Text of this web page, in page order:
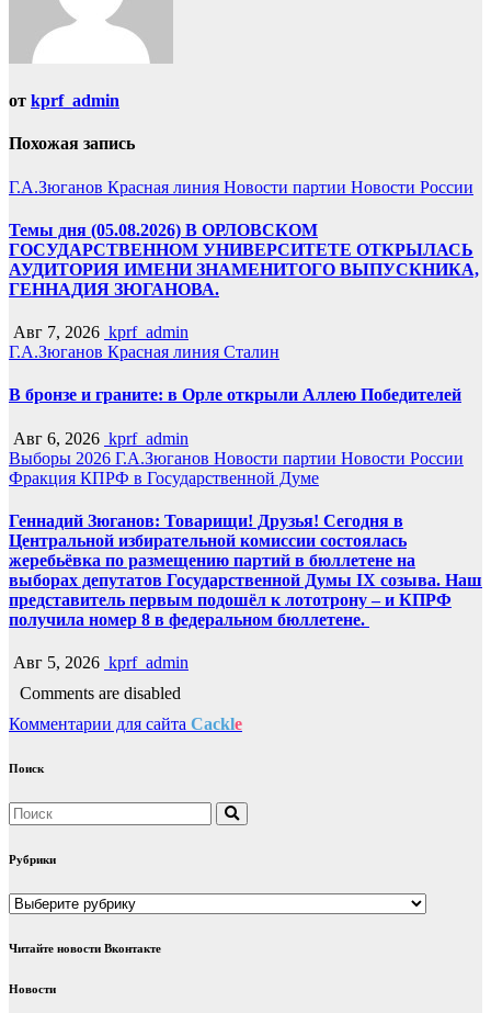
от kprf_admin
Похожая запись
Г.А.Зюганов Красная линия Новости партии Новости России
Темы дня (05.08.2026) В ОРЛОВСКОМ
ГОСУДАРСТВЕННОМ УНИВЕРСИТЕТЕ ОТКРЫЛАСЬ
АУДИТОРИЯ ИМЕНИ ЗНАМЕНИТОГО ВЫПУСКНИКА,
ГЕННАДИЯ ЗЮГАНОВА.
Авг 7, 2026 kprf_admin
Г.А.Зюганов Красная линия Сталин
В бронзе и граните: в Орле открыли Аллею Победителей
Авг 6, 2026 kprf_admin
Выборы 2026 Г.А.Зюганов Новости партии Новости России
Фракция КПРФ в Государственной Думе
Геннадий Зюганов: Товарищи! Друзья! Сегодня в
Центральной избирательной комиссии состоялась
жеребьёвка по размещению партий в бюллетене на
выборах депутатов Государственной Думы IX созыва. Наш
представитель первым подошёл к лототрону – и КПРФ
получила номер 8 в федеральном бюллетене.
Авг 5, 2026 kprf_admin
Comments are disabled
Комментарии для сайта Cackle
Поиск
Рубрики
Рубрики
Читайте новости Вконтакте
Новости